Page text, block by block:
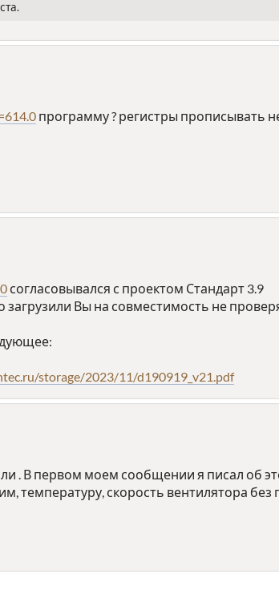
программу ? регистры прописывать
согласовывался с проектом Стандарт 3.9
загрузили Вы на совместимость не
storage/2023/11/d190919_v21.pdf
. В первом моем сообщении я писал об
температуру, скорость вентилятора без